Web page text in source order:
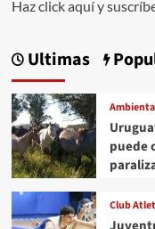
Haz click aquí y
Ultimas
puede
Club